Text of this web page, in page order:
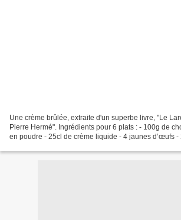
Une crème brûlée, extraite d'un superbe livre, "Le
Pierre Hermé". Ingrédients pour 6 plats : - 100g de
en poudre - 25cl de crème liquide - 4 jaunes d’œufs